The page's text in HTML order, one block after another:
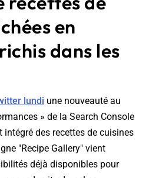
en
dans les
lundi une nouveauté au
» de la Search Console
des recettes de cuisines
"Recipe Gallery" vient
déjà disponibles pour